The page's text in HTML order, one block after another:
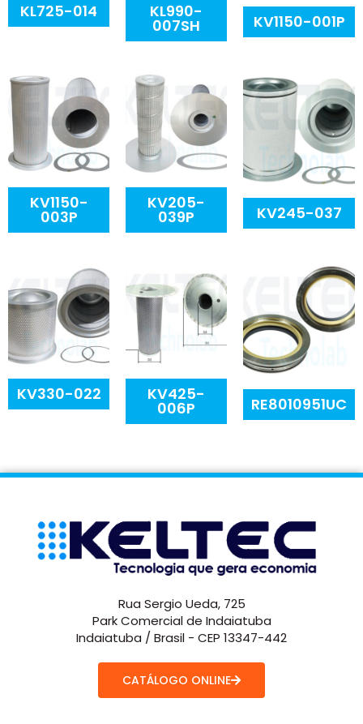
KL725-014 KL990-
007SH KV1150-001P
KV1150-
003P
KV205-
039P KV245-037
KV330-022 KV425-
006P RE8010951UC
Rua Sergio Ueda, 725
Park Comercial de Indaiatuba
Indaiatuba / Brasil - CEP 13347-442
CATÁLOGO ONLINE